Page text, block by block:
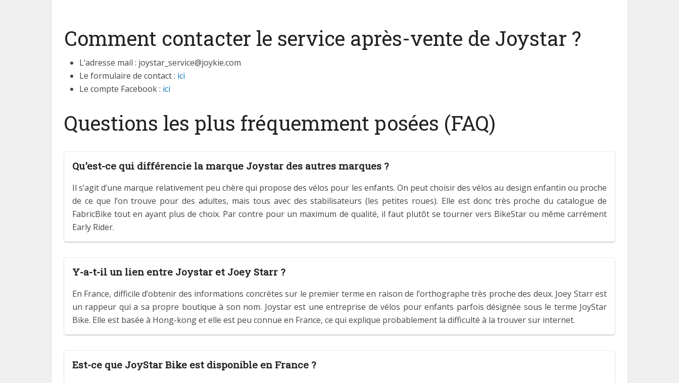
Comment contacter le service après-vente de Joystar ?
L’adresse mail : joystar_service@joykie.com
Le formulaire de contact : ici
Le compte Facebook : ici
Questions les plus fréquemment posées (FAQ)
Qu'est-ce qui différencie la marque Joystar des autres marques ?
Il s’agit d’une marque relativement peu chère qui propose des vélos pour les enfants. On peut choisir des vélos au design enfantin ou proche
de ce que l’on trouve pour des adultes, mais tous avec des stabilisateurs (les petites roues). Elle est donc très proche du catalogue de
FabricBike tout en ayant plus de choix. Par contre pour un maximum de qualité, il faut plutôt se tourner vers BikeStar ou même carrément
Early Rider.
Y-a-t-il un lien entre Joystar et Joey Starr ?
En France, difficile d’obtenir des informations concrètes sur le premier terme en raison de l’orthographe très proche des deux. Joey Starr est
un rappeur qui a sa propre boutique à son nom. Joystar est une entreprise de vélos pour enfants parfois désignée sous le terme JoyStar
Bike. Elle est basée à Hong-kong et elle est peu connue en France, ce qui explique probablement la difficulté à la trouver sur internet.
Est-ce que JoyStar Bike est disponible en France ?